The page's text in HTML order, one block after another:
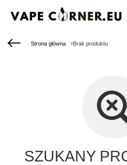
Strona główna Brak produktu
SZUKANY